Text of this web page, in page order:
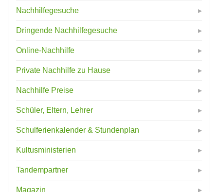
Nachhilfegesuche
Dringende Nachhilfegesuche
Online-Nachhilfe
Private Nachhilfe zu Hause
Nachhilfe Preise
Schüler, Eltern, Lehrer
Schulferienkalender & Stundenplan
Kultusministerien
Tandempartner
Magazin